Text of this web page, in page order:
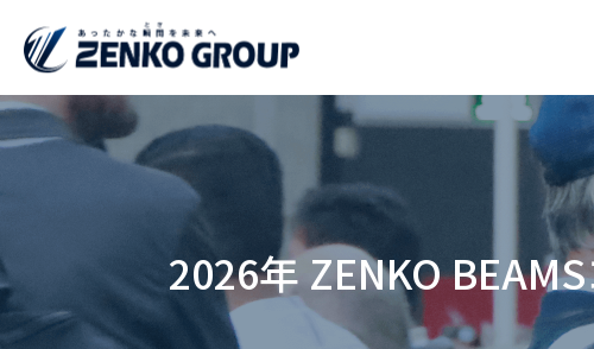
ったかな瞬
間を未来へ
ZENKO
ゼンコーグループについて
業務紹介
社会との共存
2026年 ZENKO